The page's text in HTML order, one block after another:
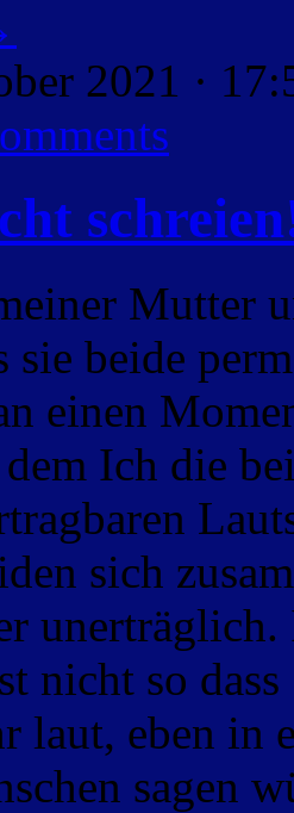
2021 ·
Mutter
sie beide
einen
Ich die
sich
nicht so
laut, eben in
sagen